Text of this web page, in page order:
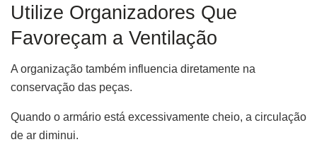
Utilize Organizadores Que
Favoreçam a Ventilação
A organização também influencia diretamente na
conservação das peças.
Quando o armário está excessivamente cheio, a circulação
de ar diminui.